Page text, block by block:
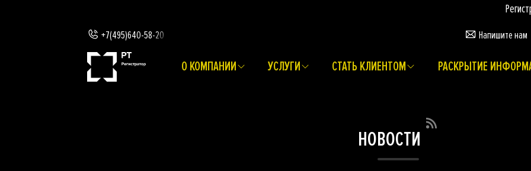
+7(495)640-58-20 Напишите нам
О КОМПАНИИ УСЛУГИ СТАТЬ КЛИЕНТОМ РАСКРЫТИЕ
НОВОСТИ